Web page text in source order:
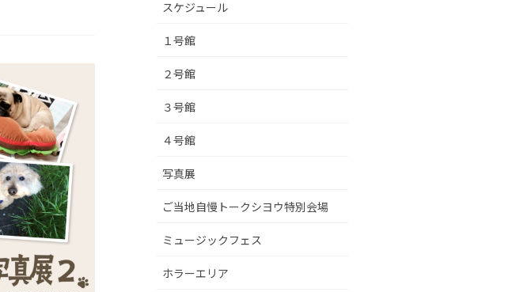
スケジュール
１号館
２号館
３号館
４号館
写真展
ご当地自慢トークシヨウ特別会場
ミュージックフェス
ホラーエリア